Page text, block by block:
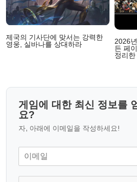
제국의 기사단에 맞서는 강력한
영웅, 실바나를 상대하라
2026
든 페
정리한
게임에 대한 최신 정보를
요?
자, 아래에 이메일을 작성하세요!